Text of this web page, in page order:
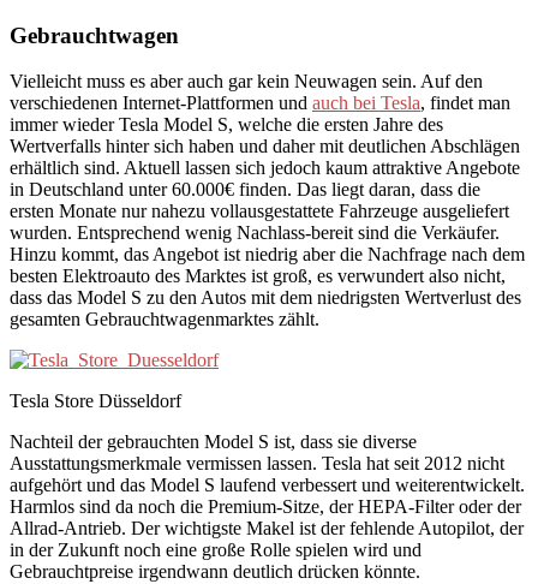
Gebrauchtwagen
Vielleicht muss es aber auch gar kein Neuwagen sein. Auf den
verschiedenen Internet-Plattformen und auch bei Tesla, findet man
immer wieder Tesla Model S, welche die ersten Jahre des
Wertverfalls hinter sich haben und daher mit deutlichen Abschlägen
erhältlich sind. Aktuell lassen sich jedoch kaum attraktive Angebote
in Deutschland unter 60.000€ finden. Das liegt daran, dass die
ersten Monate nur nahezu vollausgestattete Fahrzeuge ausgeliefert
wurden. Entsprechend wenig Nachlass-bereit sind die Verkäufer.
Hinzu kommt, das Angebot ist niedrig aber die Nachfrage nach dem
besten Elektroauto des Marktes ist groß, es verwundert also nicht,
dass das Model S zu den Autos mit dem niedrigsten Wertverlust des
gesamten Gebrauchtwagenmarktes zählt.
Tesla Store Düsseldorf
Nachteil der gebrauchten Model S ist, dass sie diverse
Ausstattungsmerkmale vermissen lassen. Tesla hat seit 2012 nicht
aufgehört und das Model S laufend verbessert und weiterentwickelt.
Harmlos sind da noch die Premium-Sitze, der HEPA-Filter oder der
Allrad-Antrieb. Der wichtigste Makel ist der fehlende Autopilot, der
in der Zukunft noch eine große Rolle spielen wird und
Gebrauchtpreise irgendwann deutlich drücken könnte.